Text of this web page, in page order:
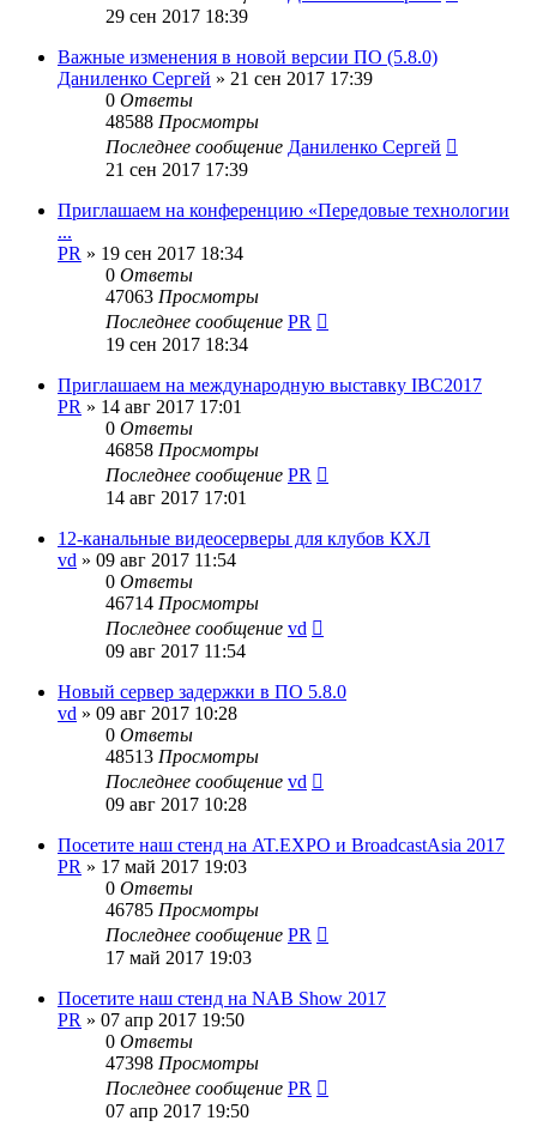
29 сен 2017 18:39
Важные изменения в новой версии ПО (5.8.0)
Даниленко Сергей » 21 сен 2017 17:39
0 Ответы
48588 Просмотры
Последнее сообщение Даниленко Сергей
21 сен 2017 17:39
Приглашаем на конференцию «Передовые технологии
...
PR » 19 сен 2017 18:34
0 Ответы
47063 Просмотры
Последнее сообщение PR
19 сен 2017 18:34
Приглашаем на международную выставку IBC2017
PR » 14 авг 2017 17:01
0 Ответы
46858 Просмотры
Последнее сообщение PR
14 авг 2017 17:01
12-канальные видеосерверы для клубов КХЛ
vd » 09 авг 2017 11:54
0 Ответы
46714 Просмотры
Последнее сообщение vd
09 авг 2017 11:54
Новый сервер задержки в ПО 5.8.0
vd » 09 авг 2017 10:28
0 Ответы
48513 Просмотры
Последнее сообщение vd
09 авг 2017 10:28
Посетите наш стенд на AT.EXPO и BroadcastAsia 2017
PR » 17 май 2017 19:03
0 Ответы
46785 Просмотры
Последнее сообщение PR
17 май 2017 19:03
Посетите наш стенд на NAB Show 2017
PR » 07 апр 2017 19:50
0 Ответы
47398 Просмотры
Последнее сообщение PR
07 апр 2017 19:50